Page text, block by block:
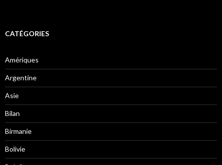
CATÉGORIES
Amériques
Argentine
Asie
Bilan
Birmanie
Bolivie